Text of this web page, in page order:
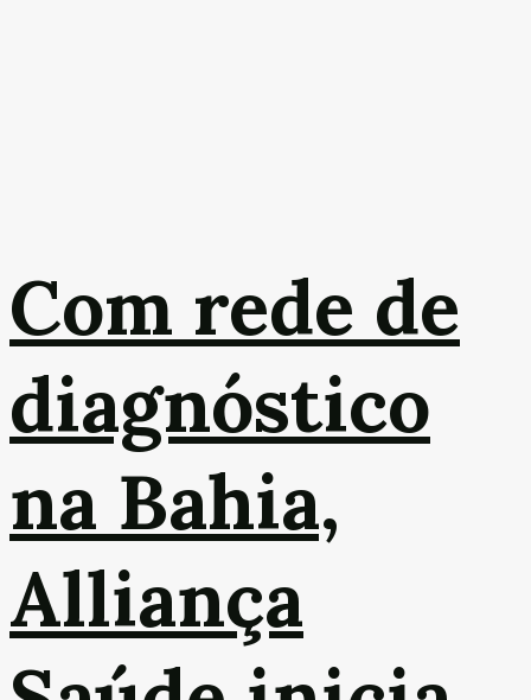
Com rede de
diagnóstico
na Bahia,
Alliança